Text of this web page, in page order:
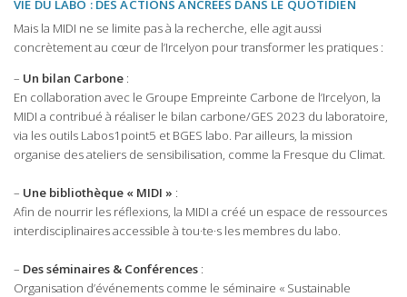
VIE DU LABO : DES ACTIONS ANCRÉES DANS LE QUOTIDIEN
Mais la MIDI ne se limite pas à la recherche, elle agit aussi
concrètement au cœur de l’Ircelyon pour transformer les pratiques :
– Un bilan Carbone :
En collaboration avec le Groupe Empreinte Carbone de l’Ircelyon, la
MIDI a contribué à réaliser le bilan carbone/GES 2023 du laboratoire,
via les outils Labos1point5 et BGES labo. Par ailleurs, la mission
organise des ateliers de sensibilisation, comme la Fresque du Climat.
– Une bibliothèque « MIDI » :
Afin de nourrir les réflexions, la MIDI a créé un espace de ressources
interdisciplinaires accessible à tou·te·s les membres du labo.
– Des séminaires & Conférences :
Organisation d’événements comme le séminaire « Sustainable